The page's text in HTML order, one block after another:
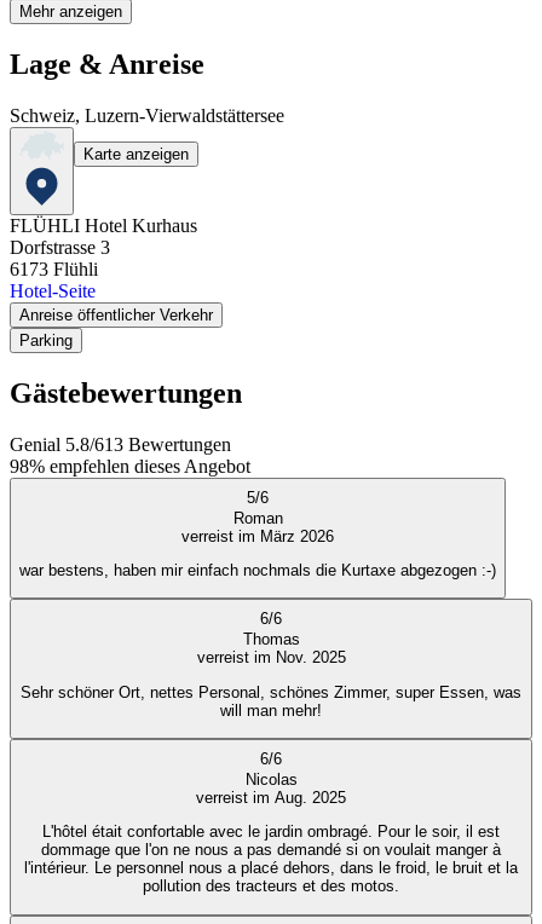
Mehr anzeigen
Lage & Anreise
Schweiz, Luzern-Vierwaldstättersee
Karte anzeigen
FLÜHLI Hotel Kurhaus
Dorfstrasse 3
6173 Flühli
Hotel-Seite
Anreise öffentlicher Verkehr
Parking
Gästebewertungen
Genial 5.8/613 Bewertungen
98% empfehlen dieses Angebot
5/6
Roman
verreist im März 2026
war bestens, haben mir einfach nochmals die Kurtaxe abgezogen :-)
6/6
Thomas
verreist im Nov. 2025
Sehr schöner Ort, nettes Personal, schönes Zimmer, super Essen, was
will man mehr!
6/6
Nicolas
verreist im Aug. 2025
L'hôtel était confortable avec le jardin ombragé. Pour le soir, il est
dommage que l'on ne nous a pas demandé si on voulait manger à
l'intérieur. Le personnel nous a placé dehors, dans le froid, le bruit et la
pollution des tracteurs et des motos.